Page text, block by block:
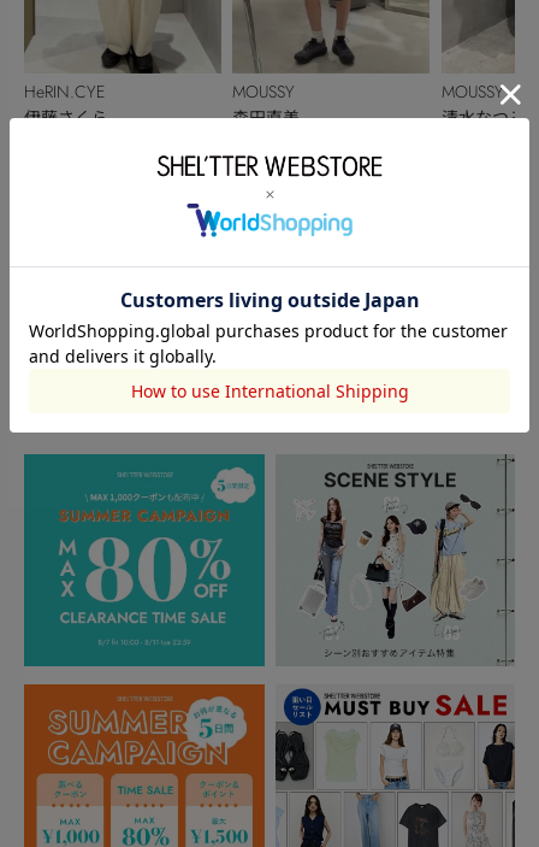
HeRIN.CYE
伊藤さくら
MOUSSY
森田直美
MOUSSY
清水なつみ
このアイテムを見た人がチェックしている商品
閲覧中カテゴリーのランキング
TOPICS